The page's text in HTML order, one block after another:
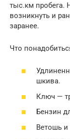
тыс.км пробега.
возникнуть и
заранее.
Что
шкива.
Ключ —
Бензин
Ветошь и